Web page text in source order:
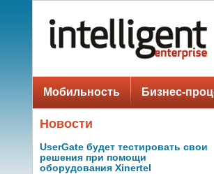
Мобильность Бизнес-
Новости
UserGate будет тестировать свои
решения при помощи
оборудования Xinertel